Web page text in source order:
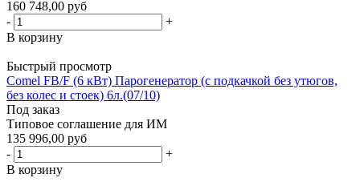
160 748,00 руб
-
+
В корзину
Быстрый просмотр
Comel FB/F (6 кВт) Парогенератор (с подкачкой без утюгов,
без колес и стоек) 6л.(07/10)
Под заказ
Типовое соглашение для ИМ
135 996,00 руб
-
+
В корзину